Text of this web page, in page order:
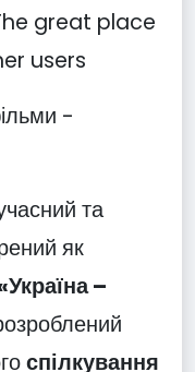
great place
users
-
та
як
–
спілкування